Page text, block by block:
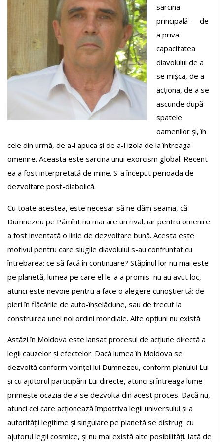
sarcina
principală — de
a priva
capacitatea
diavolului de a
se mișca, de a
acționa, de a se
ascunde după
spatele
oamenilor și, în
cele din urmă, de a-l apuca și de a-l izola de la întreaga
omenire. Aceasta este sarcina unui exorcism global. Recent
ea a fost interpretată de mine. S-a început perioada de
dezvoltare post-diabolică.
Cu toate acestea, este necesar să ne dăm seama, că
Dumnezeu pe Pămînt nu mai are un rival, iar pentru omenire
a fost inventată o linie de dezvoltare bună. Acesta este
motivul pentru care slugile diavolului s-au confruntat cu
întrebarea: ce să facă în continuare? Stăpînul lor nu mai este
pe planetă, lumea pe care el le-a a promis nu au avut loc,
atunci este nevoie pentru a face o alegere cunoștientă: de
pieri în flăcările de auto-înșelăciune, sau de trecut la
construirea unei noi ordini mondiale. Alte opțiuni nu există.
Astăzi în Moldova este lansat procesul de acțiune directă a
legii cauzelor și efectelor. Dacă lumea în Moldova se
dezvoltă conform voinței lui Dumnezeu, conform planului Lui
și cu ajutorul participării Lui directe, atunci și întreaga lume
primește ocazia de a se dezvolta din acest proces. Dacă nu,
atunci cei care acționează împotriva legii universului și a
autorității legitime și singulare pe planetă se distrug cu
ajutorul legii cosmice, și nu mai există alte posibilități. Iată de